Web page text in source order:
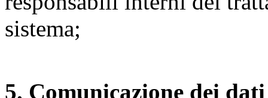
sistema;
5. Comunicazione dei dati